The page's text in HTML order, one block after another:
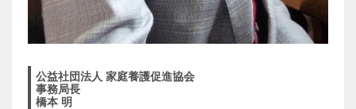
公益社団法人 家庭養護促進協会
事務局長
橋本 明